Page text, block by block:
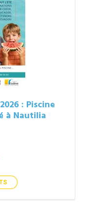
: Piscine
à Nautilia